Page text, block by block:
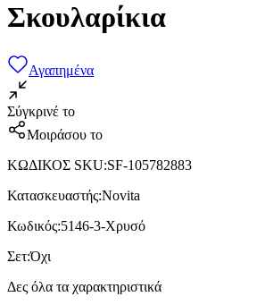
Σκουλαρίκια
Αγαπημένα
Σύγκρινέ το
Μοιράσου το
ΚΩΔΙΚΟΣ SKU:SF-105782883
Κατασκευαστής:Novita
Κωδικός:5146-3-Χρυσό
Σετ:Όχι
Δες όλα τα χαρακτηριστικά